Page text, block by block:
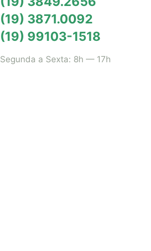
(19) 3871.0092
(19) 99103-1518
Segunda a Sexta: 8h — 17h